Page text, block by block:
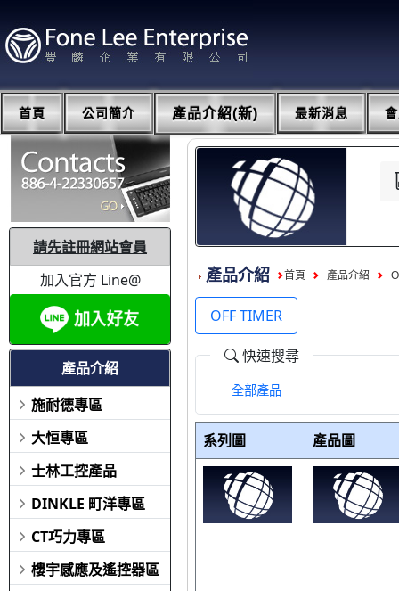
首頁 公司簡介 產品介紹(新) 最新消息
請先註冊網站會員
加入官方 Line@
產品介紹
施耐德專區
大恒專區
士林工控產品
DINKLE 町洋專區
CT巧力專區
樓宇感應及遙控器區
產品介紹 首頁 產品介紹
OFF TIMER
快速搜尋
全部產品
系列圖 產品圖